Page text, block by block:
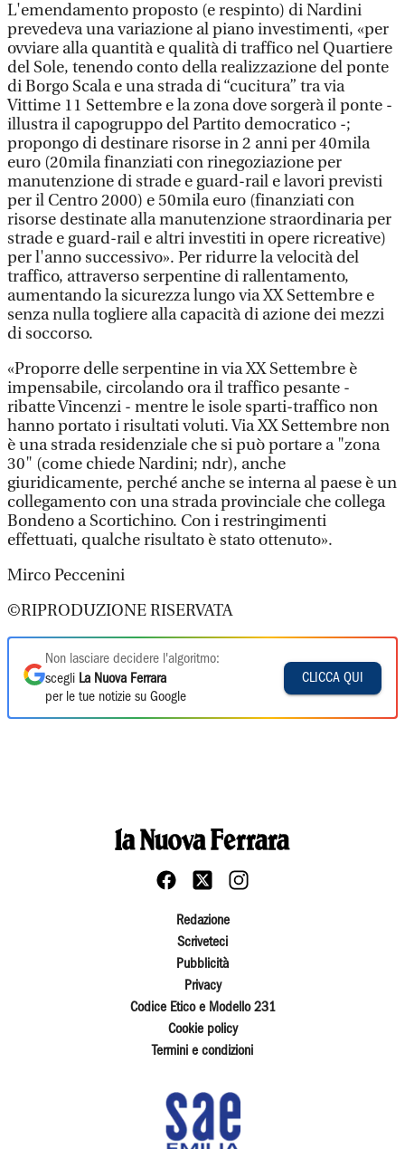
L'emendamento proposto (e respinto) di Nardini
prevedeva una variazione al piano investimenti, «per
ovviare alla quantità e qualità di traffico nel Quartiere
del Sole, tenendo conto della realizzazione del ponte
di Borgo Scala e una strada di “cucitura” tra via
Vittime 11 Settembre e la zona dove sorgerà il ponte -
illustra il capogruppo del Partito democratico -;
propongo di destinare risorse in 2 anni per 40mila
euro (20mila finanziati con rinegoziazione per
manutenzione di strade e guard-rail e lavori previsti
per il Centro 2000) e 50mila euro (finanziati con
risorse destinate alla manutenzione straordinaria per
strade e guard-rail e altri investiti in opere ricreative)
per l'anno successivo». Per ridurre la velocità del
traffico, attraverso serpentine di rallentamento,
aumentando la sicurezza lungo via XX Settembre e
senza nulla togliere alla capacità di azione dei mezzi
di soccorso.
«Proporre delle serpentine in via XX Settembre è
impensabile, circolando ora il traffico pesante -
ribatte Vincenzi - mentre le isole sparti-traffico non
hanno portato i risultati voluti. Via XX Settembre non
è una strada residenziale che si può portare a "zona
30" (come chiede Nardini; ndr), anche
giuridicamente, perché anche se interna al paese è un
collegamento con una strada provinciale che collega
Bondeno a Scortichino. Con i restringimenti
effettuati, qualche risultato è stato ottenuto».
Mirco Peccenini
©RIPRODUZIONE RISERVATA
Non lasciare decidere l'algoritmo:
scegli La Nuova Ferrara
per le tue notizie su Google
CLICCA QUI
Redazione
Scriveteci
Pubblicità
Privacy
Codice Etico e Modello 231
Cookie policy
Termini e condizioni